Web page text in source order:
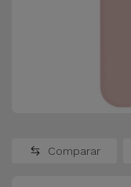
Oppo
Recondicionados
Recondicionados
Comparar